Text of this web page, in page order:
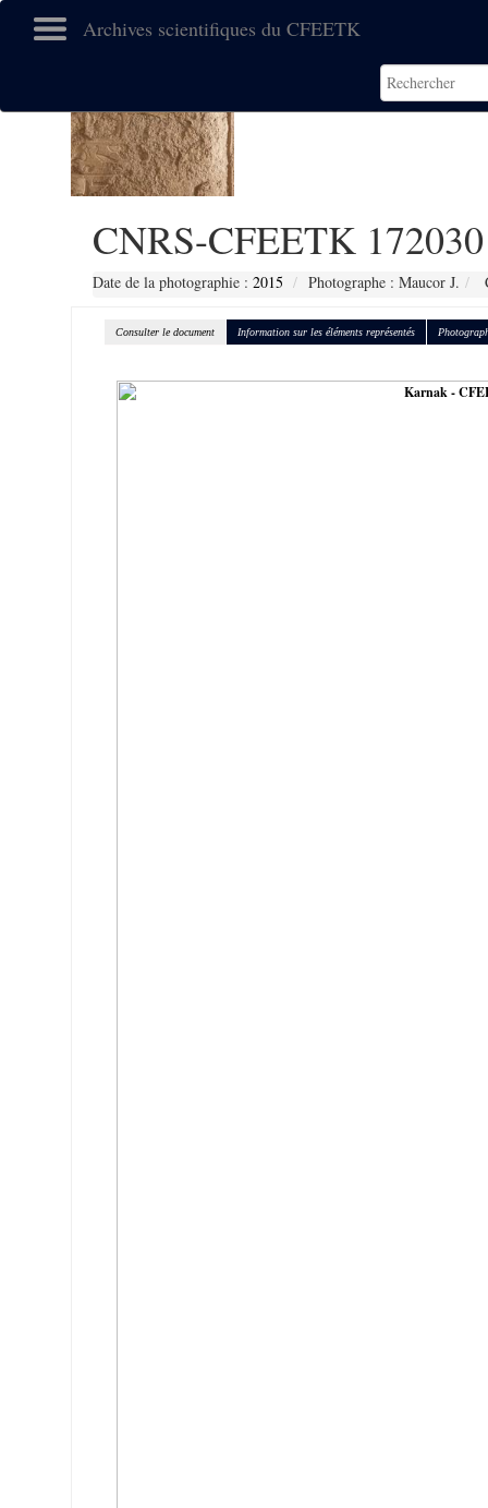
Archives scientifiques du CFEETK
CNRS-CFEETK 172030
Date de la photographie : 2015 Photographe : Maucor J.
Consulter le document Information sur les éléments représentés